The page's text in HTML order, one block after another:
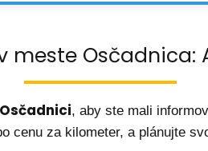
meste Osčadnica:
, aby ste mali
cenu za kilometer, a plánujte